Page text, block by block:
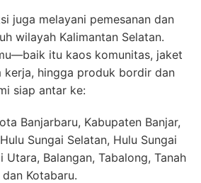
juga melayani pemesanan dan
wilayah Kalimantan Selatan.
itu kaos komunitas, jaket
kerja, hingga produk bordir dan
siap antar ke:
Banjarbaru, Kabupaten Banjar,
Sungai Selatan, Hulu Sungai
Utara, Balangan, Tabalong, Tanah
Kotabaru.